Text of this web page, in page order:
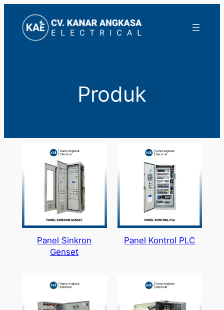
konten
Produk
Panel Sinkron
Genset
Panel Kontrol PLC